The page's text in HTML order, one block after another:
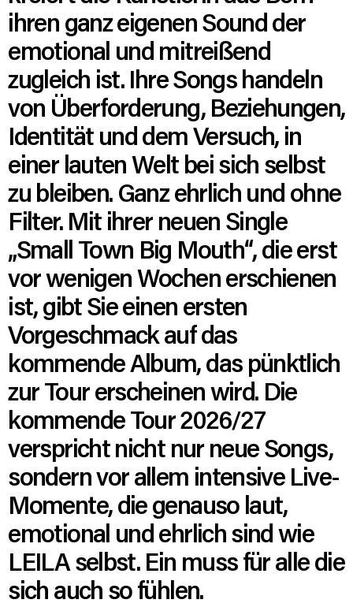
ihren ganz eigenen Sound der
emotional und mitreißend
zugleich ist. Ihre Songs handeln
von Überforderung, Beziehungen,
Identität und dem Versuch, in
einer lauten Welt bei sich selbst
zu bleiben. Ganz ehrlich und ohne
Filter. Mit ihrer neuen Single
„Small Town Big Mouth“, die erst
vor wenigen Wochen erschienen
ist, gibt Sie einen ersten
Vorgeschmack auf das
kommende Album, das pünktlich
zur Tour erscheinen wird. Die
kommende Tour 2026/27
verspricht nicht nur neue Songs,
sondern vor allem intensive Live-
Momente, die genauso laut,
emotional und ehrlich sind wie
LEILA selbst. Ein muss für alle die
sich auch so fühlen.